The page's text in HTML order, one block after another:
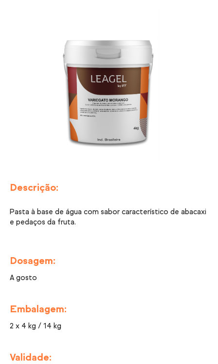
Descrição:
Pasta à base de água com sabor característico de abacaxi
e pedaços da fruta.
Dosagem:
A gosto
Embalagem:
2 x 4 kg / 14 kg
Validade: